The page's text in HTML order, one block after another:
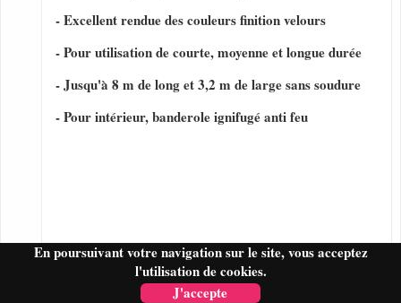
En poursuivant votre navigation sur le site, vous acceptez
l'utilisation de cookies.
J'accepte
- Excellent rendue des couleurs finition velours
- Pour utilisation de courte, moyenne et longue durée
- Jusqu'à 8 m de long et 3,2 m de large sans soudure
- Pour intérieur, banderole ignifugé anti feu